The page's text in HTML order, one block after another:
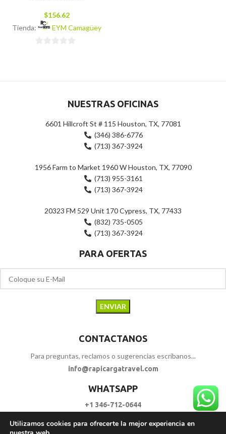
$156.62
Tienda:
EYM Camagüey
NUESTRAS OFICINAS
6601 Hillcroft St # 115 Houston, TX, 77081
(346) 386-6776
(713) 367-3924
1956 Farm to Market 1960 W Houston, TX, 77090
(713) 955-3161
(713) 367-3924
20323 FM 529 Unit 170 Cypress, TX, 77433
(832) 735-0505
(713) 367-3924
PARA OFERTAS
CONTACTANOS
Para preguntas, reclamos o sugerencias escríbanos...
info@rapicargatravel.com
WHATSAPP
+1 346-712-0644
SIGUENOS
Utilizamos cookies para ofrecerte la mejor experiencia en